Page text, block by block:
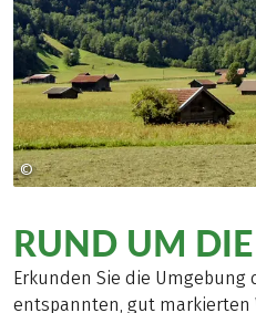
RUND UM
Erkunden Sie die Umgebung
entspannten, gut markierten
© Copyright 2009